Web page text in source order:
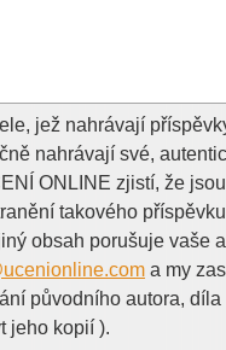
jež nahrávají
nahrávají své,
ONLINE zjistí, že
takového
obsah porušuje vaše
a my
původního autora,
jeho kopií ).